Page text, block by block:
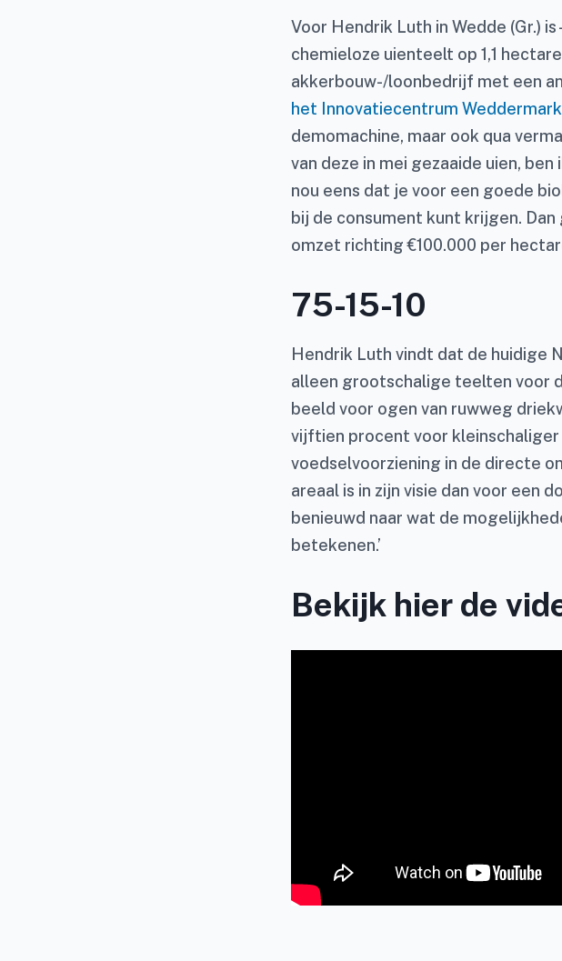
Voor Hendrik Luth in Wedde (Gr.)
chemieloze uienteelt op 1,1
akkerbouw-/loonbedrijf met een
het Innovatiecentrum
demomachine, maar ook qua
van deze in mei gezaaide uien,
nou eens dat je voor een goede
bij de consument kunt krijgen.
omzet richting €100.000 per
75-15-10
Hendrik Luth vindt dat de huidige
alleen grootschalige teelten voor
beeld voor ogen van ruwweg
vijftien procent voor
voedselvoorziening in de directe
areaal is in zijn visie dan voor een
benieuwd naar wat de
betekenen.’
Bekijk hier de